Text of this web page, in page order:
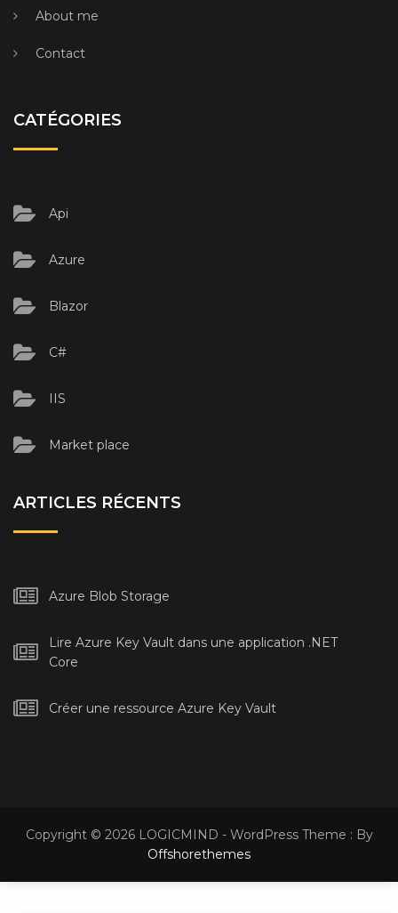
About me
Contact
CATÉGORIES
Api
Azure
Blazor
C#
IIS
Market place
ARTICLES RÉCENTS
Azure Blob Storage
Lire Azure Key Vault dans une application .NET
Core
Créer une ressource Azure Key Vault
Copyright © 2026 LOGICMIND - WordPress Theme : By
Offshorethemes